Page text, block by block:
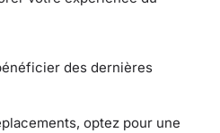
des dernières
optez pour une